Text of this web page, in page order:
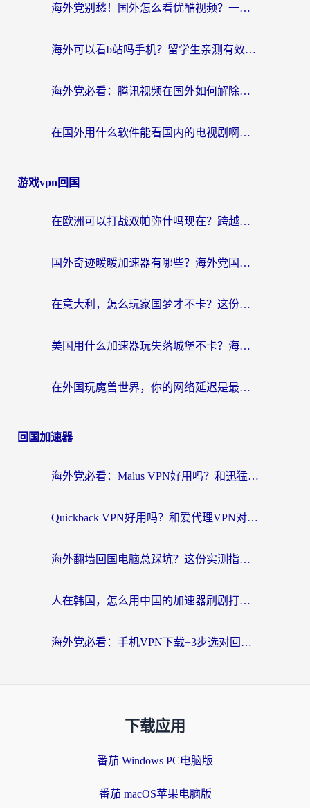
海外党别愁！国外怎么看优酷视频？一招解决追剧、看直播难题
海外可以看b站吗手机？留学生亲测有效的回国加速指南
海外党必看：腾讯视频在国外如何解除地域限制？附优酷咪咕使用指南
在国外用什么软件能看国内的电视剧啊？留学生亲测有效的回国加速方案
游戏vpn回国
在欧洲可以打战双帕弥什吗现在？跨越延迟墙的实战指南
国外奇迹暖暖加速器有哪些？海外党国服游戏畅玩终极指南（附亲测推荐）
在意大利，怎么玩家国梦才不卡？这份终极加速指南请收好
美国用什么加速器玩失落城堡不卡？海外党亲测有效的国服游戏加速指南
在外国玩魔兽世界，你的网络延迟是最大的敌人
回国加速器
海外党必看：Malus VPN好用吗？和迅猛兔VPN对比哪个回国效果更好？附真实体验与避坑指南
Quickback VPN好用吗？和爱代理VPN对比哪个回国效果更好？
海外翻墙回国电脑总踩坑？这份实测指南帮你选对加速器（附ChickCNinitapMalus对比）
人在韩国，怎么用中国的加速器刷剧打游戏？这份真实体验指南给你答案
海外党必看：手机VPN下载+3步选对回国加速器，无缝刷国内资源不再愁
下载应用
番茄 Windows PC电脑版
番茄 macOS苹果电脑版